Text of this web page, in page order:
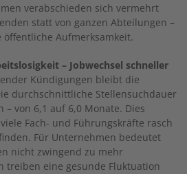
verabschieden sich vermehrt
statt von ganzen Abteilungen –
Aufmerksamkeit.
– Jobwechsel schneller
Kündigungen bleibt die
durchschnittliche Stellensuchdauer
– von 6,1 auf 6,0 Monate. Dies
Fach- und Führungskräfte rasch
Für Unternehmen bedeutet
nicht zwingend zu mehr
treiben eine gesunde Fluktuation